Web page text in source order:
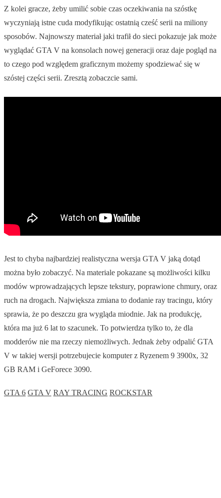
Z kolei gracze, żeby umilić sobie czas oczekiwania na szóstkę
wyczyniają istne cuda modyfikując ostatnią cześć serii na miliony
sposobów. Najnowszy materiał jaki trafił do sieci pokazuje jak może
wyglądać GTA V na konsolach nowej generacji oraz daje pogląd na
to czego pod względem graficznym możemy spodziewać się w
szóstej części serii. Zresztą zobaczcie sami.
Jest to chyba najbardziej realistyczna wersja GTA V jaką dotąd
można było zobaczyć. Na materiale pokazane są możliwości kilku
modów wprowadzających lepsze tekstury, poprawione chmury, oraz
ruch na drogach. Największa zmiana to dodanie ray tracingu, który
sprawia, że po deszczu gra wygląda miodnie. Jak na produkcję,
która ma już 6 lat to szacunek. To potwierdza tylko to, że dla
modderów nie ma rzeczy niemożliwych. Jednak żeby odpalić GTA
V w takiej wersji potrzebujecie komputer z Ryzenem 9 3900x, 32
GB RAM i GeForece 3090.
GTA 6 GTA V RAY TRACING ROCKSTAR